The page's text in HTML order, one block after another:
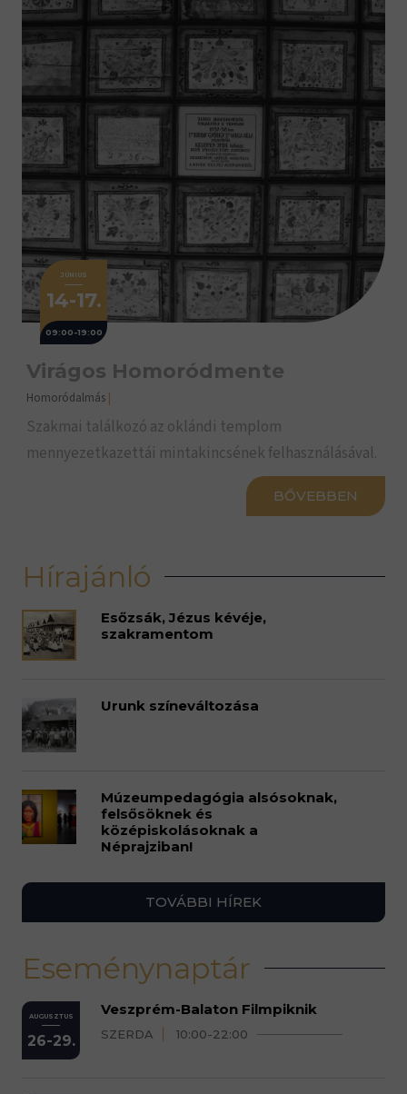
JÚNIUS
14-17.
09:00-19:00
Virágos Homoródmente
Homoródalmás |
Szakmai találkozó az oklándi templom
mennyezetkazettái mintakincsének felhasználásával.
BŐVEBBEN
Hírajánló
Esőzsák, Jézus kévéje,
szakramentom
Urunk színeváltozása
Múzeumpedagógia alsósoknak,
felsősöknek és
középiskolásoknak a
Néprajziban!
TOVÁBBI HÍREK
Eseménynaptár
AUGUSZTUS
26-29.
Veszprém-Balaton Filmpiknik
SZERDA 10:00-22:00